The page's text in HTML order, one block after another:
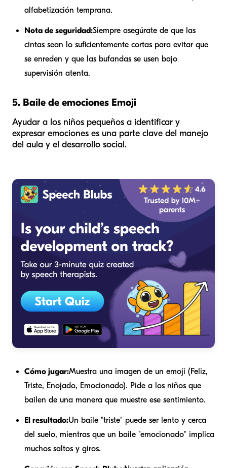
alfabetización temprana.
Nota de seguridad:Siempre asegúrate de que las
cintas sean lo suficientemente cortas para evitar que
se enreden y que las bufandas se usen bajo
supervisión atenta.
5. Baile de emociones Emoji
Ayudar a los niños pequeños a identificar y
expresar emociones es una parte clave del manejo
del aula y el desarrollo social.
Cómo jugar:Muestra una imagen de un emoji (Feliz,
Triste, Enojado, Emocionado). Pide a los niños que
bailen de una manera que muestre ese sentimiento.
El resultado:Un baile "triste" puede ser lento y cerca
del suelo, mientras que un baile "emocionado" implica
muchos saltos y giros.